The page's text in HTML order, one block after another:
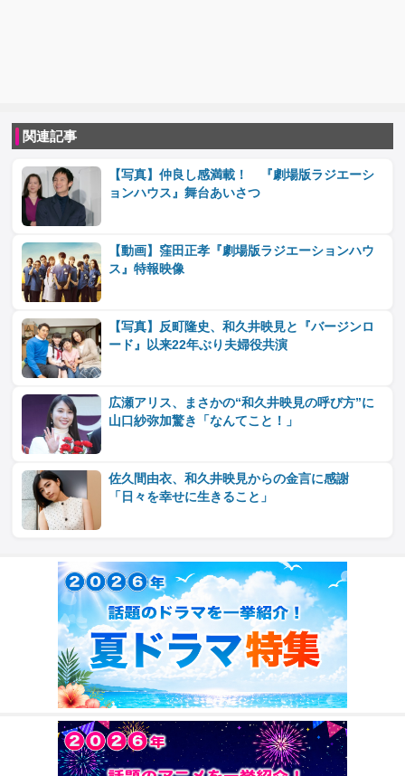
関連記事
【写真】仲良し感満載！ 『劇場版ラジエーシ
ョンハウス』舞台あいさつ
【動画】窪田正孝『劇場版ラジエーションハウ
ス』特報映像
【写真】反町隆史、和久井映見と『バージンロ
ード』以来22年ぶり夫婦役共演
広瀬アリス、まさかの“和久井映見の呼び方”に
山口紗弥加驚き「なんてこと！」
佐久間由衣、和久井映見からの金言に感謝
「日々を幸せに生きること」